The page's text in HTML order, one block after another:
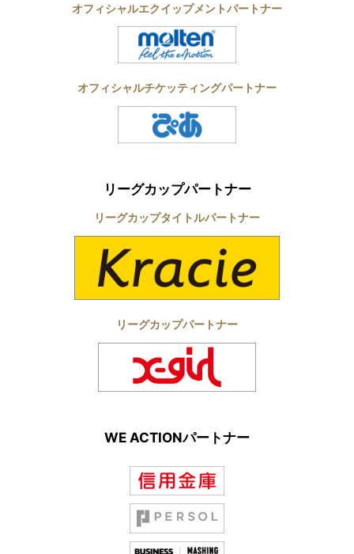
オフィシャルエクイップメントパートナー
オフィシャルチケッティングパートナー
リーグカップパートナー
リーグカップタイトルパートナー
リーグカップパートナー
WE ACTIONパートナー